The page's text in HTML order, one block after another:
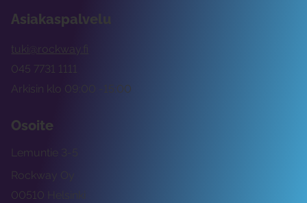
Asiakaspalvelu
tuki@rockway.fi
Arkisin klo 09:00 -15:00
045 7731 1111
Osoite
Rockway Oy
Lemuntie 3-5
00510 Helsinki